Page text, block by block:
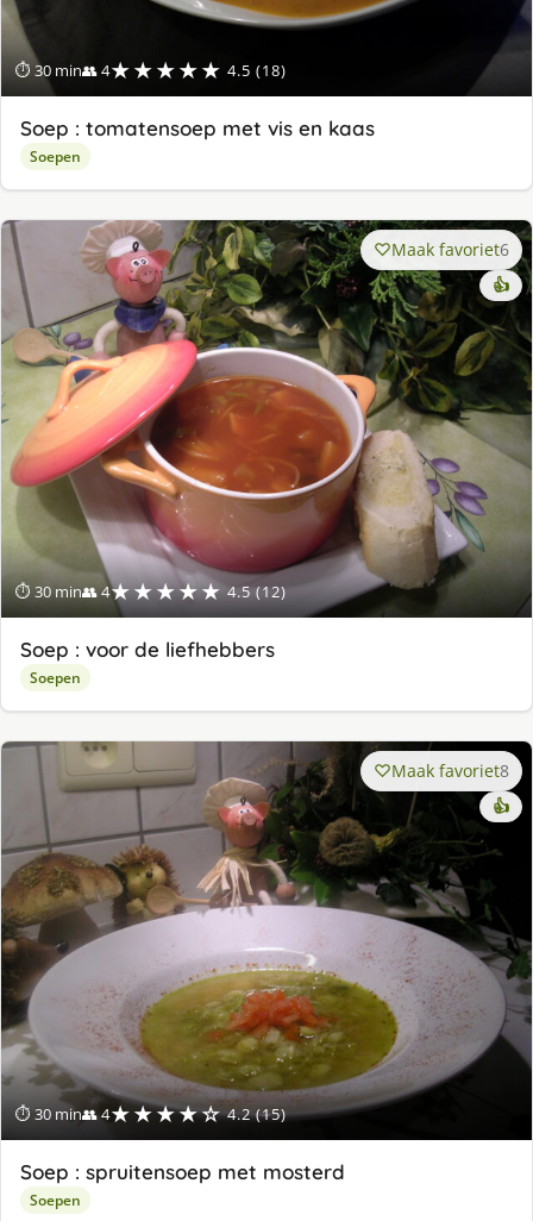
⏱ 30 min👥 4★★★★★ 4.5 (18)
Soep : tomatensoep met vis en kaas
Soepen
⏱ 30 min👥 4★★★★★ 4.5 (12)
Maak favoriet6
👍
Soep : voor de liefhebbers
Soepen
⏱ 30 min👥 4★★★★☆ 4.2 (15)
Maak favoriet8
👍
Soep : spruitensoep met mosterd
Soepen